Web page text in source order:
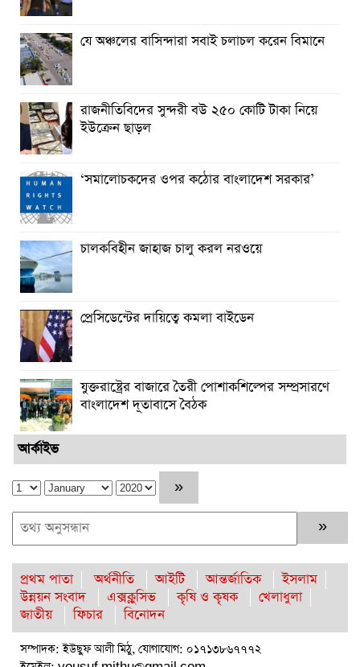
রায়পুরে প্রেসক্রিপশন ছাড়া ওষুধ বিক্রি, ২ ফার্মেসিকে জরিমানা ‎
তিন বছরেও শেষ হয়নি রায়পুর পৌরসভার ড্রেনেজ নির্মান কাজ,
ভোগান্তি
আমার ঘরের ডাক্তার ও বিপদের বন্ধু ডা. আমান
কমলনগরে আওয়ামী লীগ নেতার জামায়াতে যোগদান ‎
যে অঞ্চলের বাসিন্দারা সবাই চলাচল করেন বিমানে
রাজনীতিবিদের সুন্দরী বউ ২৫০ কোটি টাকা নিয়ে
ইউক্রেন ছাড়ল
‘সমালোচকদের ওপর কঠোর বাংলাদেশ সরকার’
চালকবিহীন জাহাজ চালু করল নরওয়ে
প্রেসিডেন্টের দায়িত্বে কমলা বাইডেন
যুক্তরাষ্ট্রের বাজারে তৈরী পোশাকশিল্পের সম্প্রসারণে
বাংলাদেশ দূতাবাসে বৈঠক
আর্কাইভ
প্রথম পাতা অর্থনীতি আইটি আন্তর্জাতিক
ইসলাম
উন্নয়ন সংবাদ
এক্সক্লুসিভ কৃষি ও কৃষক
খেলাধুলা
জাতীয়
ফিচার বিনোদন
সম্পাদক: ইউছুফ আলী মিঠু, যোগাযোগ: ০১৭১৩৮৬৭৭৭২